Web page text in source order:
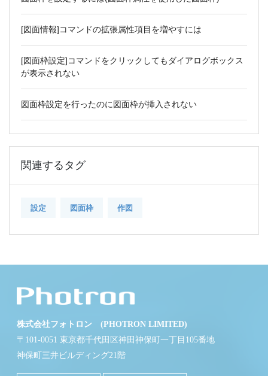
[図面情報]コマンドの拡張属性項目を増やすには
[図面枠設定]コマンドをクリックしてもダイアログボックス
が表示されない
図面枠設定を行ったのに図面枠が挿入されない
関連するタグ
設定 図面枠 作図
株式会社フォトロン (PHOTRON LIMITED)
〒101-0051 東京都千代田区神田神保町一丁目105番地
神保町三井ビルディング21階